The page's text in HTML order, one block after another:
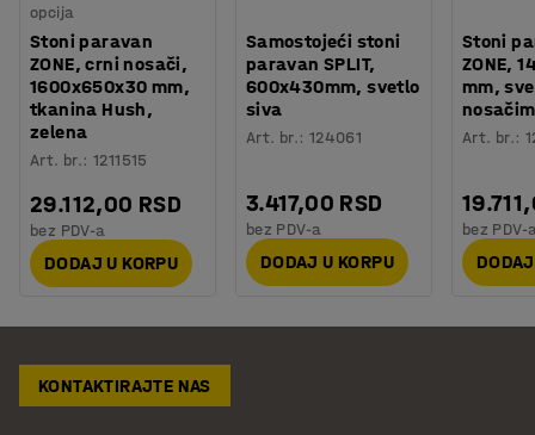
opcija
Stoni paravan
ZONE, crni nosači,
1600x650x30 mm,
tkanina Hush,
zelena
Art. br.:1211515
29.112,00 RSD
bez PDV-a
DODAJ U KORPU
Samostojeći stoni
paravan SPLIT,
600x430mm, svetlo
siva
Art. br.: 124061
3.417,00 RSD
bez PDV-a
DODAJ U KORPU
Stoni
ZONE,
mm,
Art. br.:
bez PDV-
KONTAKTIRAJTE NAS